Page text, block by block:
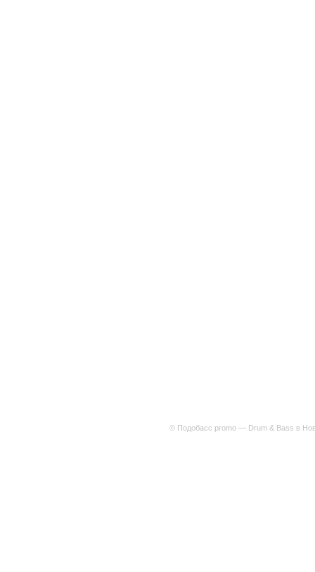
© Подобасс promo — Drum & Bass в